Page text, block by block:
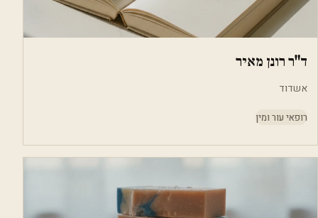
ד"ר רונן מאיר
אשדוד
רופאי עור ומין